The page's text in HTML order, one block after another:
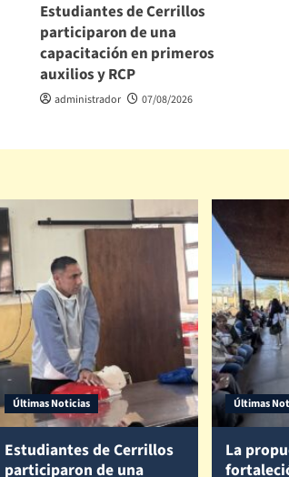
Estudiantes de Cerrillos
participaron de una
capacitación en primeros
auxilios y RCP
administrador 07/08/2026
Últimas Noticias
Estudiantes de Cerrillos
participaron de una
Últimas
La